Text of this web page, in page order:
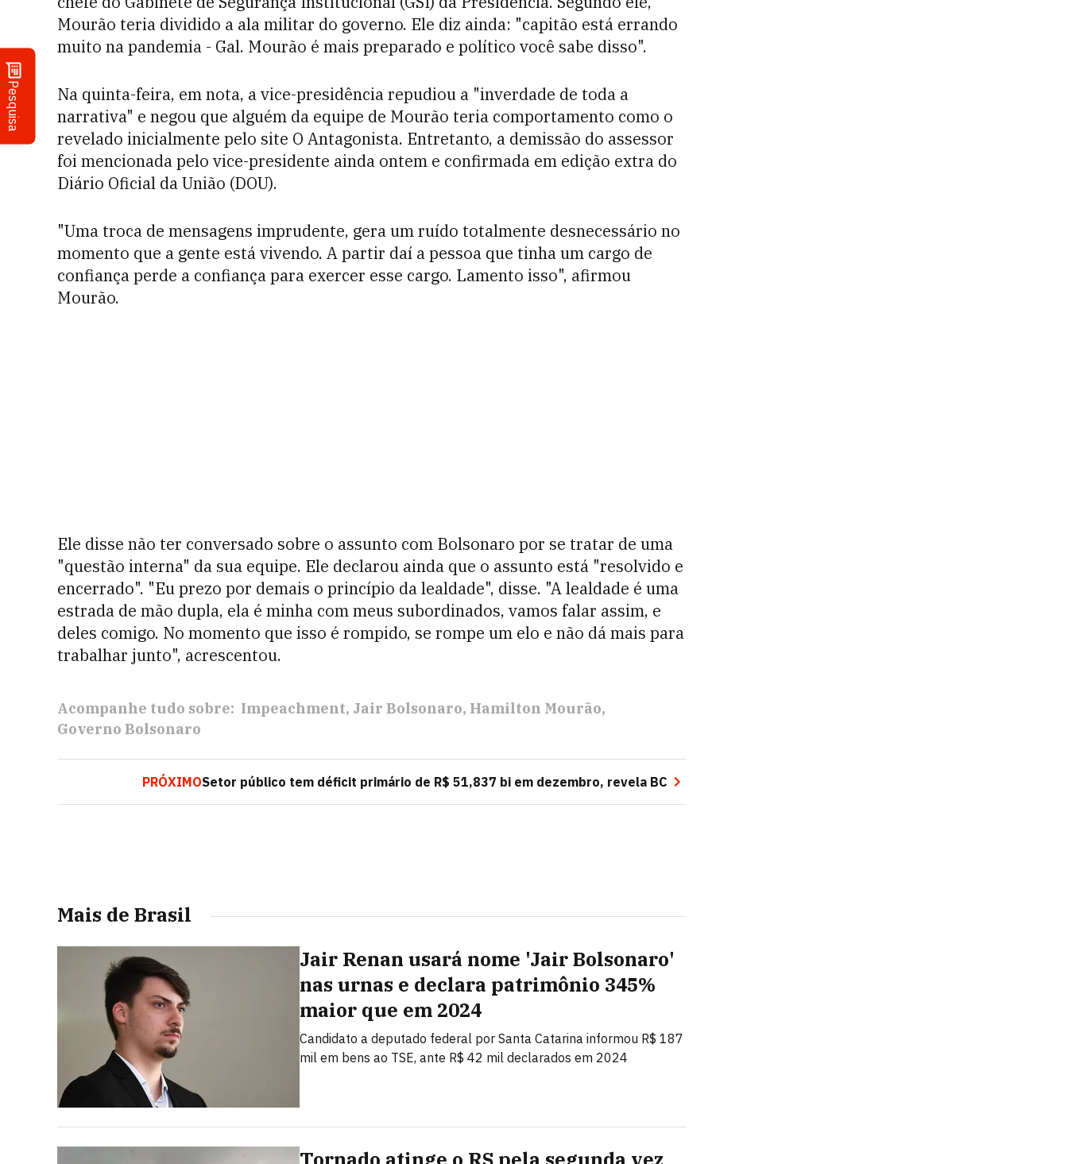
Pesquisa
Mourão teria dividido a ala militar do governo. Ele diz ainda: "capitão está errando
muito na pandemia - Gal. Mourão é mais preparado e político você sabe disso".
Na quinta-feira, em nota, a vice-presidência repudiou a "inverdade de toda a
narrativa" e negou que alguém da equipe de Mourão teria comportamento como o
revelado inicialmente pelo site O Antagonista. Entretanto, a demissão do assessor
foi mencionada pelo vice-presidente ainda ontem e confirmada em edição extra do
Diário Oficial da União (DOU).
"Uma troca de mensagens imprudente, gera um ruído totalmente desnecessário no
momento que a gente está vivendo. A partir daí a pessoa que tinha um cargo de
confiança perde a confiança para exercer esse cargo. Lamento isso", afirmou
Mourão.
Ele disse não ter conversado sobre o assunto com Bolsonaro por se tratar de uma
"questão interna" da sua equipe. Ele declarou ainda que o assunto está "resolvido e
encerrado". "Eu prezo por demais o princípio da lealdade", disse. "A lealdade é uma
estrada de mão dupla, ela é minha com meus subordinados, vamos falar assim, e
deles comigo. No momento que isso é rompido, se rompe um elo e não dá mais para
trabalhar junto", acrescentou.
Acompanhe tudo sobre: Impeachment Jair Bolsonaro Hamilton Mourão
Governo Bolsonaro
PRÓXIMOSetor público tem déficit primário de R$ 51,837 bi em dezembro, revela BC
Mais de Brasil
Jair Renan usará nome 'Jair Bolsonaro'
nas urnas e declara patrimônio 345%
maior que em 2024
Candidato a deputado federal por Santa Catarina informou R$ 187
mil em bens ao TSE, ante R$ 42 mil declarados em 2024